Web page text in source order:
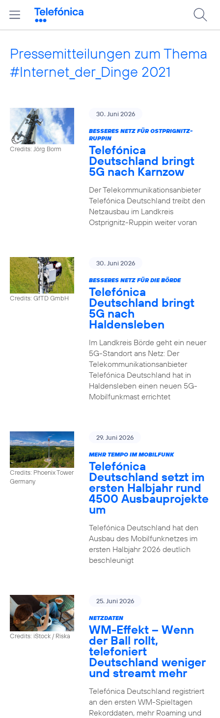
Pressemitteilungen zum Thema
#Internet_der_Dinge 2021
Credits: Jörg Borm
30. Juni 2026
BESSERES NETZ FÜR OSTPRIGNITZ-
RUPPIN
Telefónica
Deutschland bringt
5G nach Karnzow
Der Telekommunikationsanbieter
Telefónica Deutschland treibt den
Netzausbau im Landkreis
Ostprignitz-Ruppin weiter voran
Credits: GfTD GmbH
30. Juni 2026
BESSERES NETZ FÜR DIE BÖRDE
Telefónica
Deutschland bringt
5G nach
Haldensleben
Im Landkreis Börde geht ein neuer
5G-Standort ans Netz: Der
Telekommunikationsanbieter
Telefónica Deutschland hat in
Haldensleben einen neuen 5G-
Mobilfunkmast errichtet
Credits: Phoenix Tower
Germany
29. Juni 2026
MEHR TEMPO IM MOBILFUNK
Telefónica
Deutschland setzt im
ersten Halbjahr rund
4500 Ausbauprojekte
um
Telefónica Deutschland hat den
Ausbau des Mobilfunknetzes im
ersten Halbjahr 2026 deutlich
beschleunigt
Credits: iStock / Riska
25. Juni 2026
NETZDATEN
WM-Effekt – Wenn
der Ball rollt,
telefoniert
Deutschland weniger
und streamt mehr
Telefónica Deutschland registriert
an den ersten WM-Spieltagen
Rekorddaten, mehr Roaming und